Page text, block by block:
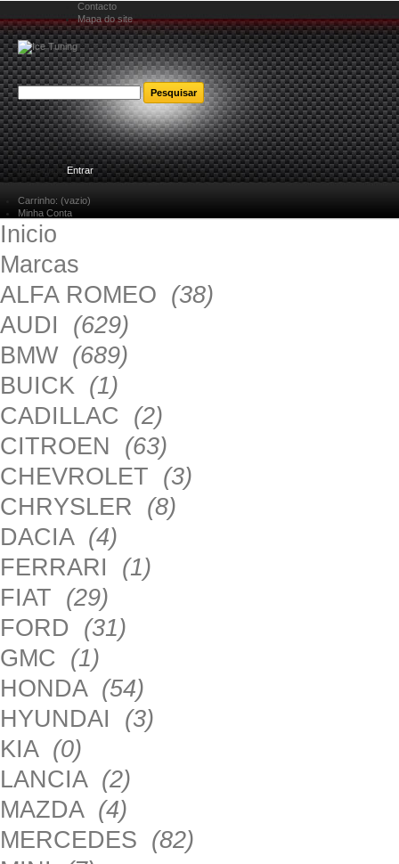
Contacto
Mapa do site
Bem-vindoEntrar
Carrinho: (vazio)
Minha Conta
Inicio
Marcas
ALFA ROMEO (38)
AUDI (629)
BMW (689)
BUICK (1)
CADILLAC (2)
CITROEN (63)
CHEVROLET (3)
CHRYSLER (8)
DACIA (4)
FERRARI (1)
FIAT (29)
FORD (31)
GMC (1)
HONDA (54)
HYUNDAI (3)
KIA (0)
LANCIA (2)
MAZDA (4)
MERCEDES (82)